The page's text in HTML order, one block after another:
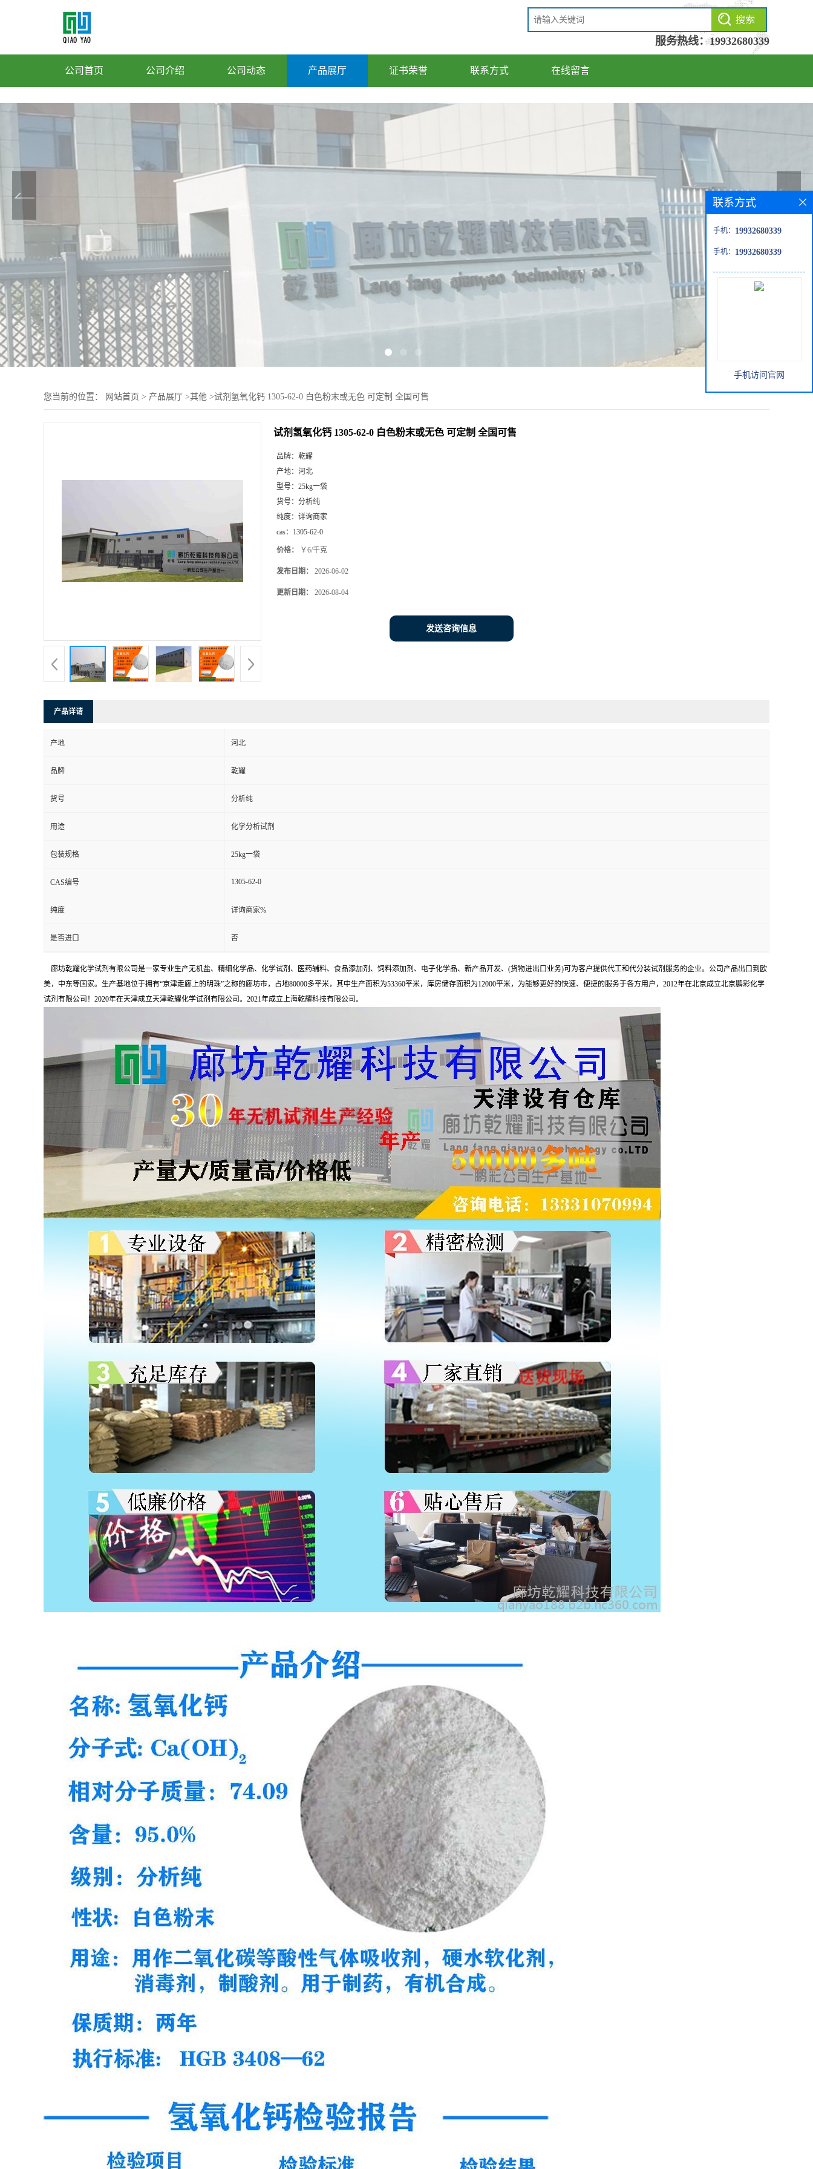
服务热线：19932680339
公司首页 公司介绍 公司动态 产品展厅 证书荣誉 联系方式 在线留言
您当前的位置： 网站首页 > 产品展厅 >其他 >试剂氢氧化钙 1305-62-0 白色粉末或无色 可定制 全国可售
试剂氢氧化钙 1305-62-0 白色粉末或无色 可定制 全国可售
品牌： 乾耀
产地： 河北
型号： 25kg一袋
货号： 分析纯
纯度： 详询商家
cas： 1305-62-0
价格： ￥6/千克
发布日期： 2026-06-02
更新日期： 2026-08-04
发送咨询信息
产品详请
产地 河北
品牌 乾耀
货号 分析纯
用途 化学分析试剂
包装规格 25kg一袋
CAS编号 1305-62-0
纯度 详询商家%
是否进口 否
廊坊乾耀化学试剂有限公司是一家专业生产无机盐、精细化学品、化学试剂、医药辅料、食品添加剂、饲料添加剂、电子化学品、新产品开发、(货物进出口业务)可为客户提供代工和代分装试剂服务的企业。公司产品出口到欧
美，中东等国家。生产基地位于拥有“京津走廊上的明珠”之称的廊坊市，占地80000多平米，其中生产面积为53360平米，库房储存面积为12000平米，为能够更好的快速、便捷的服务于各方用户，2012年在北京成立北京鹏彩化学
试剂有限公司！2020年在天津成立天津乾耀化学试剂有限公司。2021年成立上海乾耀科技有限公司。
联系方式
手机： 19932680339
手机： 19932680339
手机访问官网